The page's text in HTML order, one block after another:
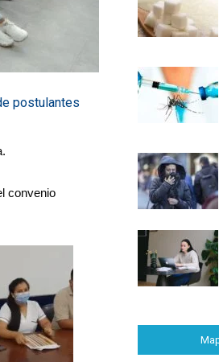
postulantes
convenio